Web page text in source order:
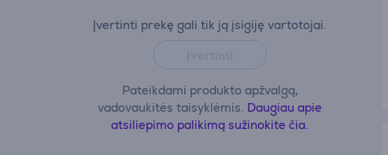
Įvertinti prekę gali tik ją įsigiję vartotojai.
Pateikdami produkto apžvalgą,
vadovaukitės taisyklėmis. Daugiau apie
atsiliepimo palikimą sužinokite čia.